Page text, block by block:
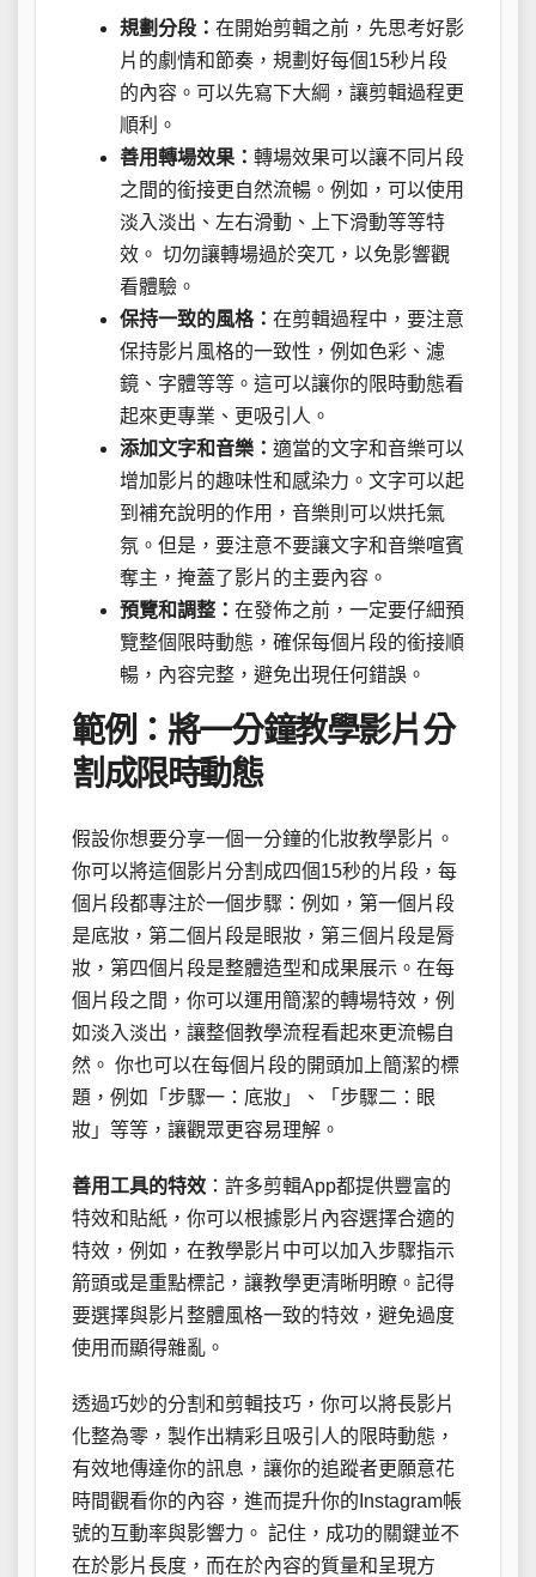
規劃分段： 在開始剪輯之前，先思考好影
片的劇情和節奏，規劃好每個15秒片段
的內容。可以先寫下大綱，讓剪輯過程更
順利。
善用轉場效果： 轉場效果可以讓不同片段
之間的銜接更自然流暢。例如，可以使用
淡入淡出、左右滑動、上下滑動等等特
效。 切勿讓轉場過於突兀，以免影響觀
看體驗。
保持一致的風格： 在剪輯過程中，要注意
保持影片風格的一致性，例如色彩、濾
鏡、字體等等。這可以讓你的限時動態看
起來更專業、更吸引人。
添加文字和音樂： 適當的文字和音樂可以
增加影片的趣味性和感染力。文字可以起
到補充說明的作用，音樂則可以烘托氣
氛。但是，要注意不要讓文字和音樂喧賓
奪主，掩蓋了影片的主要內容。
預覽和調整： 在發佈之前，一定要仔細預
覽整個限時動態，確保每個片段的銜接順
暢，內容完整，避免出現任何錯誤。
範例：將一分鐘教學影片分
割成限時動態
假設你想要分享一個一分鐘的化妝教學影片。
你可以將這個影片分割成四個15秒的片段，每
個片段都專注於一個步驟：例如，第一個片段
是底妝，第二個片段是眼妝，第三個片段是脣
妝，第四個片段是整體造型和成果展示。在每
個片段之間，你可以運用簡潔的轉場特效，例
如淡入淡出，讓整個教學流程看起來更流暢自
然。 你也可以在每個片段的開頭加上簡潔的標
題，例如「步驟一：底妝」、「步驟二：眼
妝」等等，讓觀眾更容易理解。
善用工具的特效 ：許多剪輯App都提供豐富的
特效和貼紙，你可以根據影片內容選擇合適的
特效，例如，在教學影片中可以加入步驟指示
箭頭或是重點標記，讓教學更清晰明瞭。記得
要選擇與影片整體風格一致的特效，避免過度
使用而顯得雜亂。
透過巧妙的分割和剪輯技巧，你可以將長影片
化整為零，製作出精彩且吸引人的限時動態，
有效地傳達你的訊息，讓你的追蹤者更願意花
時間觀看你的內容，進而提升你的Instagram帳
號的互動率與影響力。 記住，成功的關鍵並不
在於影片長度，而在於內容的質量和呈現方